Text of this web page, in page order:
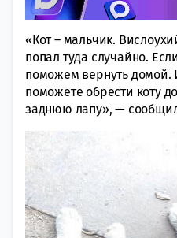
«Кот – мальчик.
попал туда случайно.
поможем вернуть домой.
поможете обрести коту
заднюю лапу», —